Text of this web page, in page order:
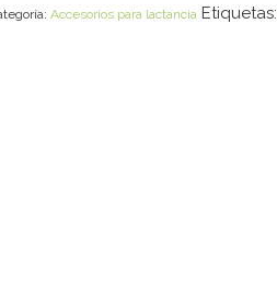
Accesorios para lactancia Etiquetas: